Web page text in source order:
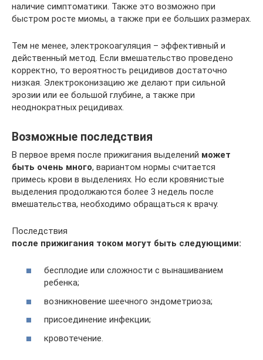
наличие симптоматики. Также это возможно при
быстром росте миомы, а также при ее больших размерах.
Тем не менее, электрокоагуляция – эффективный и
действенный метод. Если вмешательство проведено
корректно, то вероятность рецидивов достаточно
низкая. Электроконизацию же делают при сильной
эрозии или ее большой глубине, а также при
неоднократных рецидивах.
Возможные последствия
В первое время после прижигания выделений может
быть очень много, вариантом нормы считается
примесь крови в выделениях. Но если кровянистые
выделения продолжаются более 3 недель после
вмешательства, необходимо обращаться к врачу.
Последствия
после прижигания током могут быть следующими:
бесплодие или сложности с вынашиванием
ребенка;
возникновение шеечного эндометриоза;
присоединение инфекции;
кровотечение.